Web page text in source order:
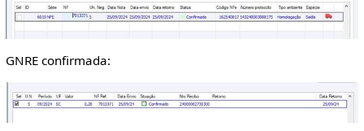
GNRE confirmada: